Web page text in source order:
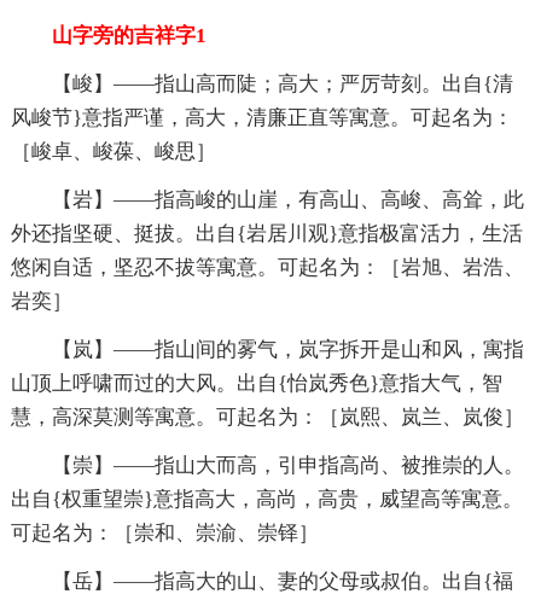
山字旁的吉祥字1
【峻】——指山高而陡；高大；严厉苛刻。出自{清
风峻节}意指严谨，高大，清廉正直等寓意。可起名为：
［峻卓、峻葆、峻思］
【岩】——指高峻的山崖，有高山、高峻、高耸，此
外还指坚硬、挺拔。出自{岩居川观}意指极富活力，生活
悠闲自适，坚忍不拔等寓意。可起名为：［岩旭、岩浩、
岩奕］
【岚】——指山间的雾气，岚字拆开是山和风，寓指
山顶上呼啸而过的大风。出自{怡岚秀色}意指大气，智
慧，高深莫测等寓意。可起名为：［岚熙、岚兰、岚俊］
【崇】——指山大而高，引申指高尚、被推崇的人。
出自{权重望崇}意指高大，高尚，高贵，威望高等寓意。
可起名为：［崇和、崇渝、崇铎］
【岳】——指高大的山、妻的父母或叔伯。出自{福